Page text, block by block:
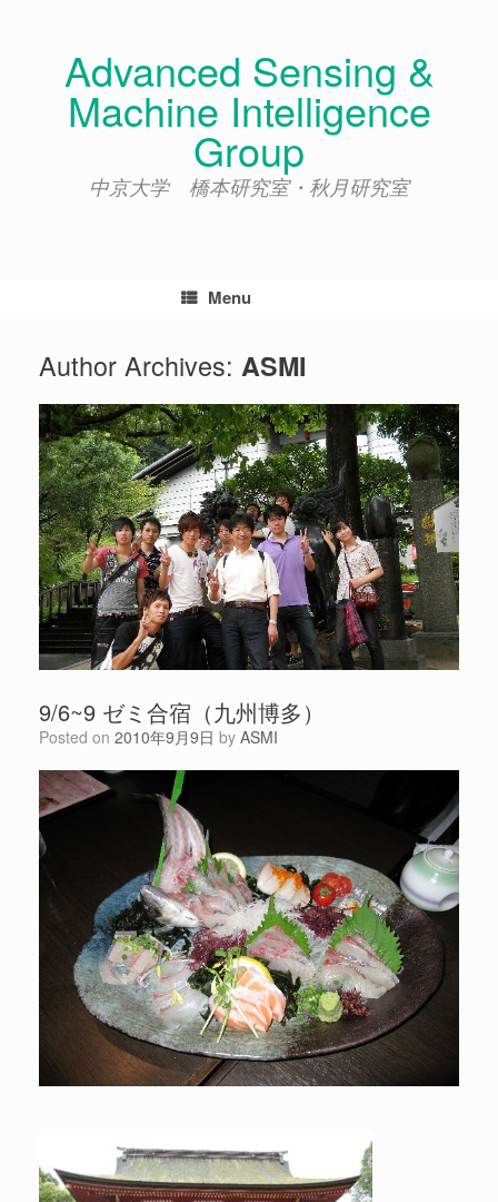
Advanced Sensing &
Machine Intelligence
Group
中京大学 橋本研究室・秋月研究室
Menu
Author Archives: ASMI
9/6~9 ゼミ合宿（九州博多）
Posted on 2010年9月9日 by ASMI